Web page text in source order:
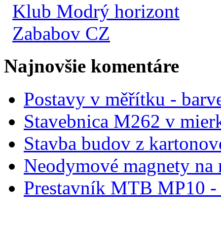
Klub Modrý horizont
Zababov CZ
Najnovšie komentáre
Postavy v měřítku -
Stavebnica M262 v
Stavba budov z
Neodymové magnety na
Prestavník MTB MP10